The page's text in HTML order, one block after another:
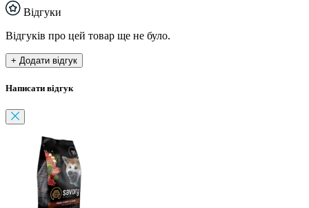
Відгуки
Відгуків про цей товар ще не було.
+ Додати відгук
Написати відгук